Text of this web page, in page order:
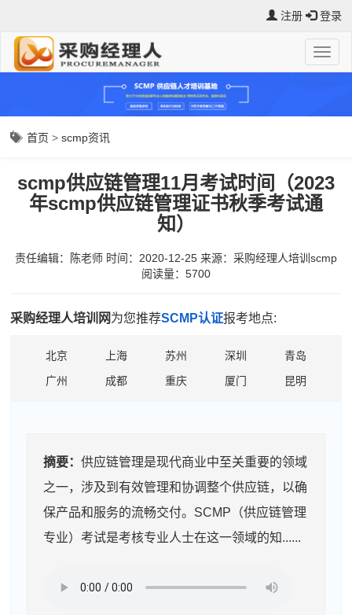
注册 登录
首页 >scmp资讯
scmp供应链管理11月考试时间（2023
年scmp供应链管理证书秋季考试通
知）
责任编辑：陈老师 时间：2020-12-25 来源： 采购经理人培训scmp
阅读量：5700
采购经理人培训网为您推荐SCMP认证报考地点:
北京 上海 苏州 深圳
青岛
广州
成都 重庆 厦门 昆明
摘要：供应链管理是现代商业中至关重要的领域
之一，涉及到有效管理和协调整个供应链，以确
保产品和服务的流畅交付。SCMP（供应链管理
专业）考试是考核专业人士在这一领域的知......